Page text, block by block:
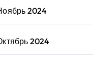
2024
2024